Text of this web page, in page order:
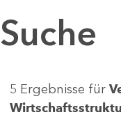
Suche
5 Ergebnisse für